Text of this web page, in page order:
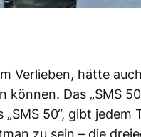
Verlieben, hätte
können. Das „SMS
50“, gibt jedem
zu sein – die